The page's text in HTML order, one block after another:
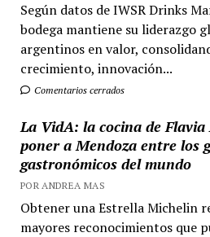
Según datos de IWSR Drinks
bodega mantiene su liderazgo
argentinos en valor,
crecimiento, innovación...
Comentarios cerrados
La VidA: la cocina de
poner a Mendoza entre los
gastronómicos del mundo
POR ANDREA MAS
Obtener una Estrella Michelin
mayores reconocimientos que